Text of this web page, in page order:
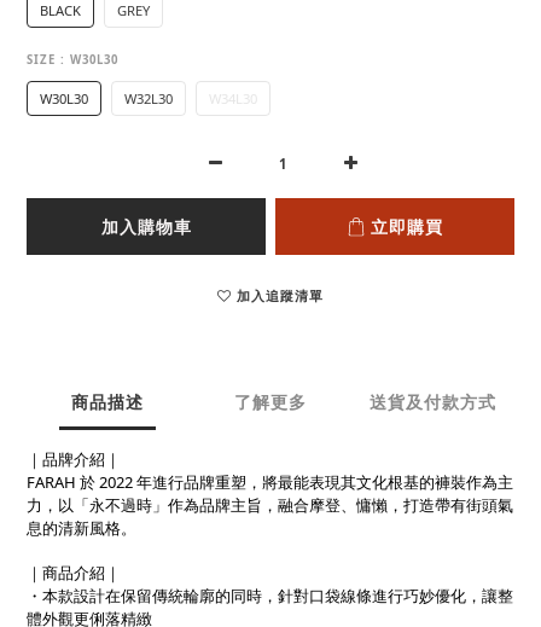
BLACK GREY
SIZE : W30L30
W30L30 W32L30 W34L30
加入購物車 立即購買
加入追蹤清單
商品描述 了解更多 送貨及付款方式
｜品牌介紹｜
FARAH 於 2022 年進行品牌重塑，將最能表現其文化根基的褲裝作為主
力，以「永不過時」作為品牌主旨，融合摩登、慵懶，打造帶有街頭氣
息的清新風格。
｜商品介紹｜
・本款設計在保留傳統輪廓的同時，針對口袋線條進行巧妙優化，讓整
體外觀更俐落精緻